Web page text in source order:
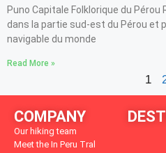
Puno Capitale Folklorique du Pérou
dans la partie sud-est du Pérou et
navigable du monde
Read More »
1
COMPANY
Our hiking team
Meet the In Peru Tral